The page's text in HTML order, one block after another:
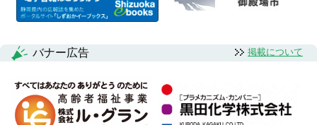
バナー広告 掲載について